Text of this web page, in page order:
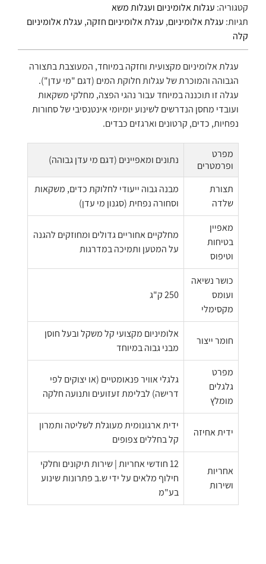
קטגוריה: עגלות אלומיניום ועגלות משא
תגיות: עגלת אלומיניום, עגלת אלומיניום חזקה, עגלת אלומיניום
קלה
עגלת אלומיניום מקצועית וחזקה במיוחד, המעוצבת בתצורה
הגבוהה והמוכרת של עגלות חלוקת המים (דגם "מי עדן").
עגלה זו תוכננה במיוחד עבור נהגי הפצה, מחלקי משקאות
ועובדי מחסן הנדרשים לשינוע יומיומי אינטנסיבי של סחורות
נפחיות, כדים, קרטונים וארגזים כבדים.
מפרט
ופרמטרים
נתונים ומאפיינים (דגם מי עדן גבוהה)
תצורת
שלדה
מבנה גבוה ייעודי לחלוקת כדים, משקאות
וסחורה נפחית (סגנון מי עדן)
מאפיין
בטיחות
וטיפוס
מחלקיים אחוריים גדולים ומחוזקים להגנה
על המטען ותמיכה במדרגות
כושר נשיאה
ועומס
מקסימלי
250 ק"ג
חומר ייצור
אלומיניום מקצועי קל משקל ובעל חוסן
מבני גבוה במיוחד
מפרט
גלגלים
מומלץ
גלגלי אוויר פנאומטיים (או יצוקים לפי
דרישה) לבלימת זעזועים ותנועה חלקה
ידית אחיזה
ידית ארגונומית מעוגלת לשליטה ותמרון
קל בחללים צפופים
אחריות
ושירות
12 חודשי אחריות | שירות תיקונים וחלקי
חילוף מלאים על ידי ש.ב פתרונות שינוע
בע"מ